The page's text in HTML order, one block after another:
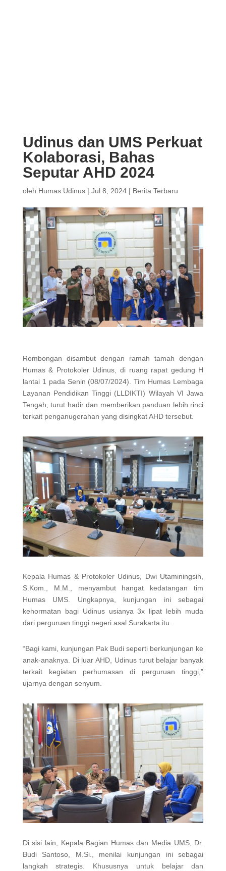
Udinus dan UMS Perkuat
Kolaborasi, Bahas
Seputar AHD 2024
oleh Humas Udinus| Jul 8, 2024| Berita Terbaru
Rombongan disambut dengan ramah tamah dengan
Humas & Protokoler Udinus, di ruang rapat gedung H
lantai 1 pada Senin (08/07/2024). Tim Humas Lembaga
Layanan Pendidikan Tinggi (LLDIKTI) Wilayah VI Jawa
Tengah, turut hadir dan memberikan panduan lebih rinci
terkait penganugerahan yang disingkat AHD tersebut.
Kepala Humas & Protokoler Udinus, Dwi Utaminingsih,
S.Kom., M.M., menyambut hangat kedatangan tim
Humas UMS. Ungkapnya, kunjungan ini sebagai
kehormatan bagi Udinus usianya 3x lipat lebih muda
dari perguruan tinggi negeri asal Surakarta itu.
“Bagi kami, kunjungan Pak Budi seperti berkunjungan ke
anak-anaknya. Di luar AHD, Udinus turut belajar banyak
terkait kegiatan perhumasan di perguruan tinggi,”
ujarnya dengan senyum.
Di sisi lain, Kepala Bagian Humas dan Media UMS, Dr.
Budi Santoso, M.Si., menilai kunjungan ini sebagai
langkah strategis. Khususnya untuk belajar dan